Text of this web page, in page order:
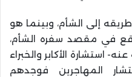
إلى الشأم، وبينما هو
في مقصد سفره الشأم،
استشارة الأكابر والخبراء
المهاجرين فوجدهم